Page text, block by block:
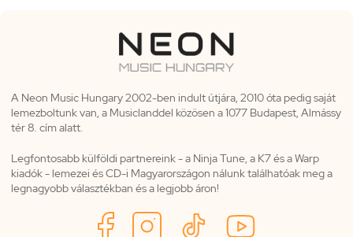
A Neon Music Hungary 2002-ben indult útjára, 2010 óta pedig saját
lemezboltunk van, a Musiclanddel közösen a 1077 Budapest, Almássy
tér 8. cím alatt.
Legfontosabb külföldi partnereink - a Ninja Tune, a K7 és a Warp
kiadók - lemezei és CD-i Magyarországon nálunk találhatóak meg a
legnagyobb választékban és a legjobb áron!